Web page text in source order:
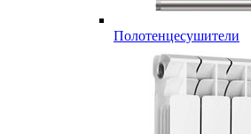
Полотенцесушители